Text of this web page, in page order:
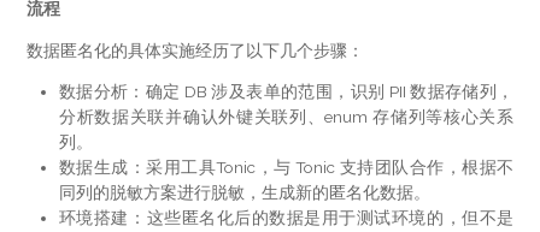
流程
数据匿名化的具体实施经历了以下几个步骤：
数据分析：确定 DB 涉及表单的范围，识别 PII 数据存储列，
分析数据关联并确认外键关联列、enum 存储列等核心关系
列。
数据生成：采用工具Tonic，与 Tonic 支持团队合作，根据不
同列的脱敏方案进行脱敏，生成新的匿名化数据。
环境搭建：这些匿名化后的数据是用于测试环境的，但不是